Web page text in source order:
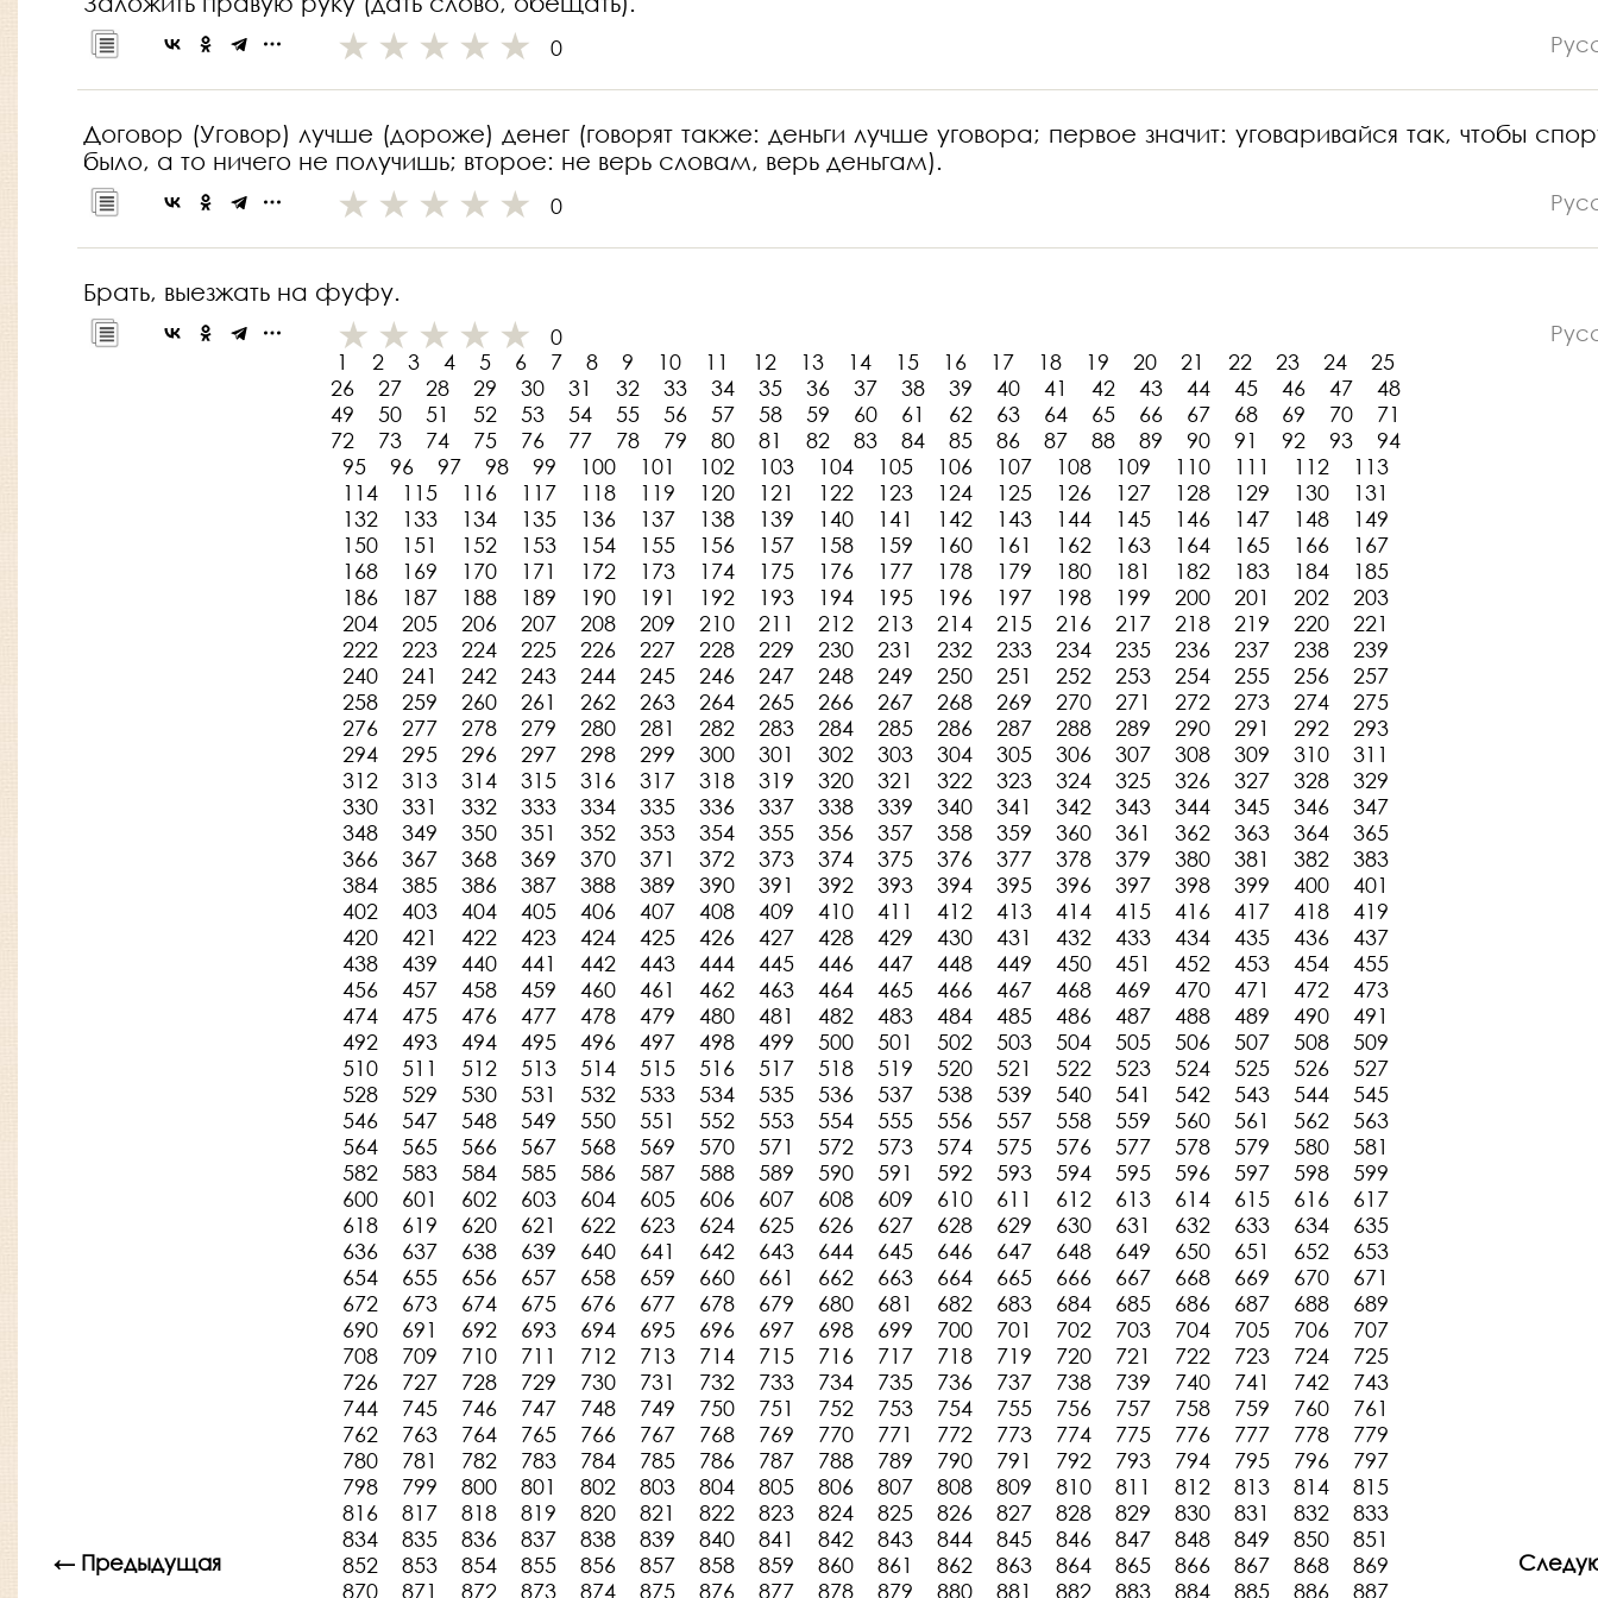
0
Договор (Уговор) лучше (дороже) денег (говорят также: деньги лучше уговора; первое значит: уговаривайся так, чтобы
было, а то ничего не получишь; второе: не верь словам, верь деньгам).
0
Брать, выезжать на фуфу.
0
← Предыдущая
1 2 3 4 5 6 7 8 9 10 11 12 13 14 15 16 17 18 19 20 21 22 23 24
25
26
27 28 29 30 31 32 33 34 35 36 37 38 39 40 41 42 43 44 45 46 47
48
49
50 51 52 53 54 55 56 57 58 59 60 61 62 63 64 65 66 67 68 69 70
71
72
73 74 75 76 77 78 79 80 81 82 83 84 85 86 87 88 89 90 91 92 93
94
95
96 97 98 99 100 101 102 103 104 105 106 107 108 109 110 111 112
113
114
115 116 117 118 119 120 121 122 123 124 125 126 127 128 129 130
131
132
133 134 135 136 137 138 139 140 141 142 143 144 145 146 147 148
149
150
151 152 153 154 155 156 157 158 159 160 161 162 163 164 165 166
167
168
169 170 171 172 173 174 175 176 177 178 179 180 181 182 183 184
185
186
187 188 189 190 191 192 193 194 195 196 197 198 199 200 201 202
203
204
205 206 207 208 209 210 211 212 213 214 215 216 217 218 219 220
221
222
223 224 225 226 227 228 229 230 231 232 233 234 235 236 237 238
239
240
241 242 243 244 245 246 247 248 249 250 251 252 253 254 255 256
257
258
259 260 261 262 263 264 265 266 267 268 269 270 271 272 273 274
275
276
277 278 279 280 281 282 283 284 285 286 287 288 289 290 291 292
293
294
295 296 297 298 299 300 301 302 303 304 305 306 307 308 309 310
311
312
313 314 315 316 317 318 319 320 321 322 323 324 325 326 327 328
329
330
331 332 333 334 335 336 337 338 339 340 341 342 343 344 345 346
347
348
349 350 351 352 353 354 355 356 357 358 359 360 361 362 363 364
365
366
367 368 369 370 371 372 373 374 375 376 377 378 379 380 381 382
383
384
385 386 387 388 389 390 391 392 393 394 395 396 397 398 399 400
401
402
403 404 405 406 407 408 409 410 411 412 413 414 415 416 417 418
419
420
421 422 423 424 425 426 427 428 429 430 431 432 433 434 435 436
437
438
439 440 441 442 443 444 445 446 447 448 449 450 451 452 453 454
455
456
457 458 459 460 461 462 463 464 465 466 467 468 469 470 471 472
473
474
475 476 477 478 479 480 481 482 483 484 485 486 487 488 489 490
491
492
493 494 495 496 497 498 499 500 501 502 503 504 505 506 507 508
509
510
511 512 513 514 515 516 517 518 519 520 521 522 523 524 525 526
527
528
529 530 531 532 533 534 535 536 537 538 539 540 541 542 543 544
545
546
547 548 549 550 551 552 553 554 555 556 557 558 559 560 561 562
563
564
565 566 567 568 569 570 571 572 573 574 575 576 577 578 579 580
581
582
583 584 585 586 587 588 589 590 591 592 593 594 595 596 597 598
599
600
601 602 603 604 605 606 607 608 609 610 611 612 613 614 615 616
617
618
619 620 621 622 623 624 625 626 627 628 629 630 631 632 633 634
635
636
637 638 639 640 641 642 643 644 645 646 647 648 649 650 651 652
653
654
655 656 657 658 659 660 661 662 663 664 665 666 667 668 669 670
671
672
673 674 675 676 677 678 679 680 681 682 683 684 685 686 687 688
689
690
691 692 693 694 695 696 697 698 699 700 701 702 703 704 705 706
707
708
709 710 711 712 713 714 715 716 717 718 719 720 721 722 723 724
725
726
727 728 729 730 731 732 733 734 735 736 737 738 739 740 741 742
743
744
745 746 747 748 749 750 751 752 753 754 755 756 757 758 759 760
761
762
763 764 765 766 767 768 769 770 771 772 773 774 775 776 777 778
779
780
781 782 783 784 785 786 787 788 789 790 791 792 793 794 795 796
797
798
799 800 801 802 803 804 805 806 807 808 809 810 811 812 813 814
815
816
817 818 819 820 821 822 823 824 825 826 827 828 829 830 831 832
833
834
835 836 837 838 839 840 841 842 843 844 845 846 847 848 849 850
851
852
853 854 855 856 857 858 859 860 861 862 863 864 865 866 867 868
869
870
871 872 873 874 875 876 877 878 879 880 881 882 883 884 885 886 887